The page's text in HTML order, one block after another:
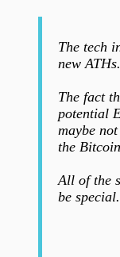
The tech
new ATHs.
The fact
potential
maybe
the
All of the
be special.